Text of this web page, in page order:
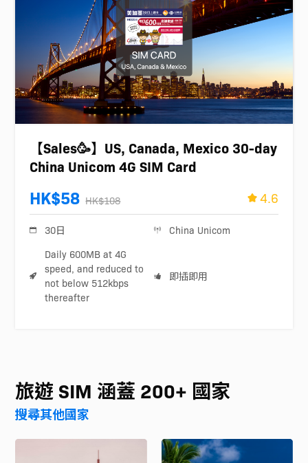
【Sales🥳】US, Canada, Mexico 30-day
China Unicom 4G SIM Card
HK$108
HK$58 4.6
30日
China Unicom
Daily 600MB at 4G
speed, and reduced to
not below 512kbps
thereafter
即插即用
旅遊 SIM 涵蓋 200+ 國家
搜尋其他國家